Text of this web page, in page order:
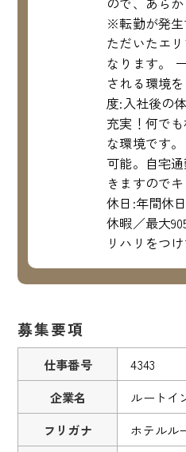
※転勤が発生
ただいたエ
なります。
される環境
度:入社後の
充実！何で
な環境です
可能。自宅
きますので
休日:年間休
休暇／最大
リハリをつ
募集要項
仕事番号
4343
企業名
ルートイ
フリガナ
ホテルル